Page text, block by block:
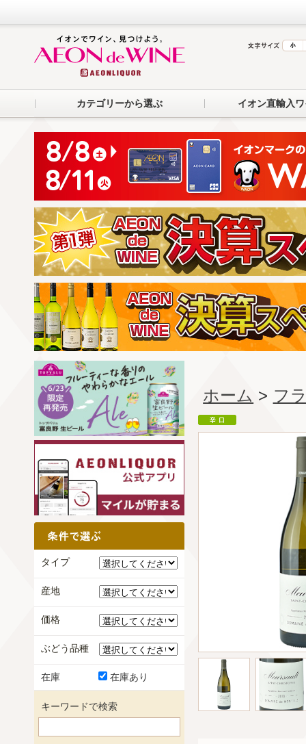
カテゴリーから選ぶ イオン直輸入
ホーム > フ
タイプ
産地
価格
ぶどう品種
在庫 在庫あり
キーワードで検索